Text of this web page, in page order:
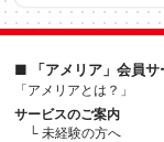
■ 「アメリア」会員サ
「アメリアとは？」
サービスのご案内
└ 未経験の方へ